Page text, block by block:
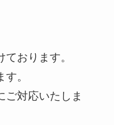
おります。
。
ご対応いたしま